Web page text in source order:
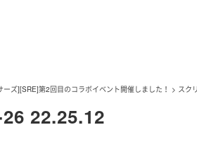
ズ][SRE]第2回目のコラボイベント開催しました！ > スク
22.25.12